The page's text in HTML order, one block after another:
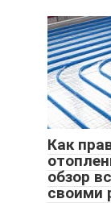
Как
обзор
своими